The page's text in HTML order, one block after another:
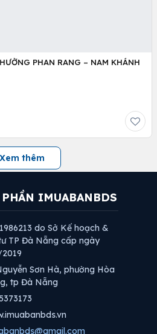
PHAN RANG – NAM KHÁNH
Xem thêm
IMUABANBDS
do Sở Kế hoạch &
TP Đà Nẵng cấp ngày
Sơn Hà, phường Hòa
tp Đà Nẵng